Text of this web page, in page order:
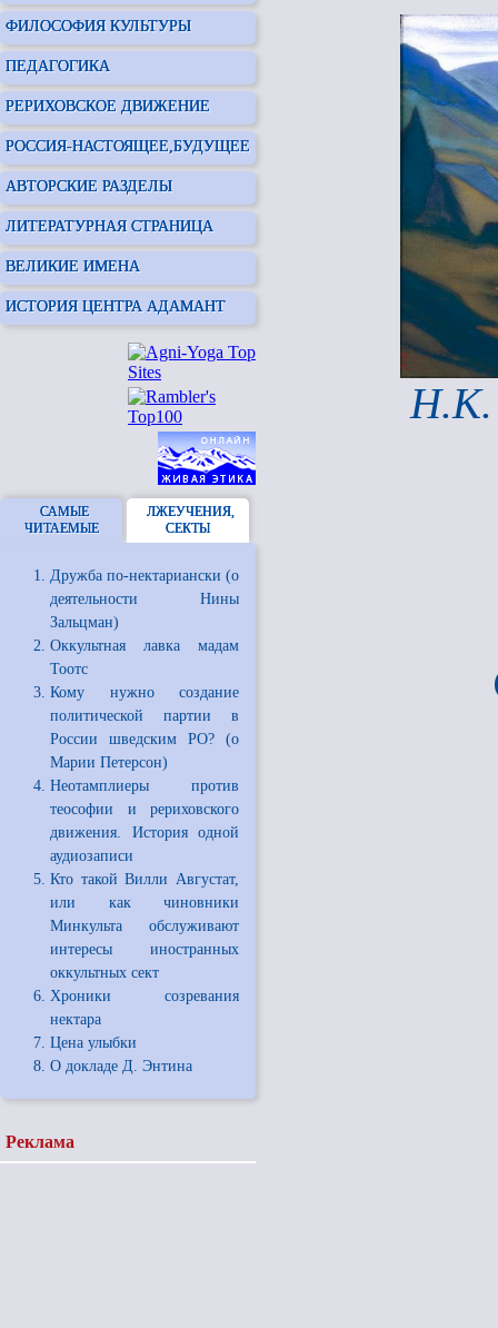
ФИЛОСОФИЯ КУЛЬТУРЫ
ПЕДАГОГИКА
РЕРИХОВСКОЕ ДВИЖЕНИЕ
РОССИЯ-НАСТОЯЩЕЕ,БУДУЩЕЕ
АВТОРСКИЕ РАЗДЕЛЫ
ЛИТЕРАТУРНАЯ СТРАНИЦА
ВЕЛИКИЕ ИМЕНА
ИСТОРИЯ ЦЕНТРА АДАМАНТ
САМЫЕ
ЧИТАЕМЫЕ
ЛЖЕУЧЕНИЯ,
СЕКТЫ
Дружба по-нектариански (о
деятельности Нины
Зальцман)
Оккультная лавка мадам
Тоотс
Кому нужно создание
политической партии в
России шведским РО? (о
Марии Петерсон)
Неотамплиеры против
теософии и рериховского
движения. История одной
аудиозаписи
Кто такой Вилли Августат,
или как чиновники
Минкульта обслуживают
интересы иностранных
оккультных сект
Хроники созревания
нектара
Цена улыбки
О докладе Д. Энтина
Реклама
Н.К.